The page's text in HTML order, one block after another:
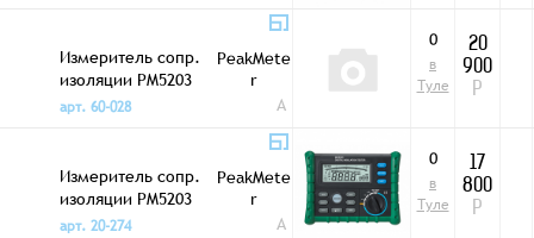
Измеритель сопр.
изоляции PM5203
PeakMete
r
арт. 60-028
A
0
в
Туле
20
900
Р
Измеритель сопр.
изоляции PM5203
PeakMete
r
арт. 20-274
A
0
в
Туле
17
800
Р